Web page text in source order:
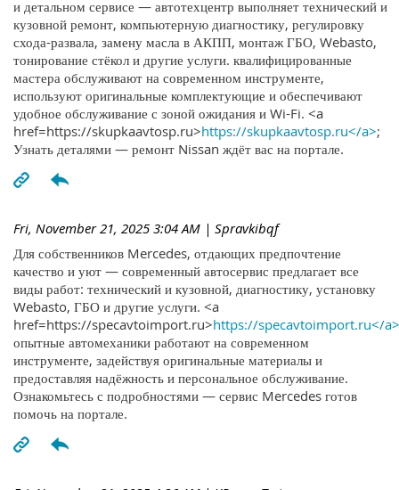
и детальном сервисе — автотехцентр выполняет технический и
кузовной ремонт, компьютерную диагностику, регулировку
схода-развала, замену масла в АКПП, монтаж ГБО, Webasto,
тонирование стёкол и другие услуги. квалифицированные
мастера обслуживают на современном инструменте,
используют оригинальные комплектующие и обеспечивают
удобное обслуживание с зоной ожидания и Wi-Fi. <a
href=https://skupkaavtosp.ru>https://skupkaavtosp.ru</a>;
Узнать деталями — ремонт Nissan ждёт вас на портале.
Fri, November 21, 2025 3:04 AM | Spravkibqf
Для собственников Mercedes, отдающих предпочтение
качество и уют — современный автосервис предлагает все
виды работ: технический и кузовной, диагностику, установку
Webasto, ГБО и другие услуги. <a
href=https://specavtoimport.ru>https://specavtoimport.ru</a>
опытные автомеханики работают на современном
инструменте, задействуя оригинальные материалы и
предоставляя надёжность и персональное обслуживание.
Ознакомьтесь с подробностями — сервис Mercedes готов
помочь на портале.